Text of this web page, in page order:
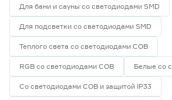
Для бани и сауны со светодиодами SMD
Для подсветки со светодиодами SMD
Теплого света со светодиодами СОВ
RGB со светодиодами СОВ Белые со
Со светодиодами СОВ и защитой IP33